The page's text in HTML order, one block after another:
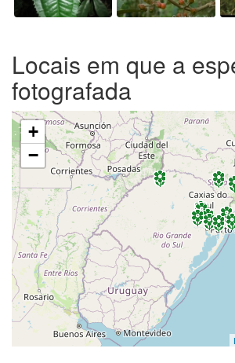
Locais em que a
fotografada
+
−